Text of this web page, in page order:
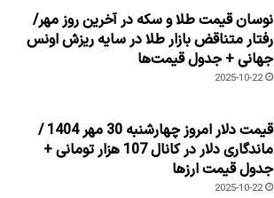
نوسان قیمت طلا و سکه در آخرین روز مهر/
رفتار متناقض بازار طلا در سایه ریزش اونس
جهانی + جدول قیمت‌ها
2025-10-22
قیمت دلار امروز چهارشنبه 30 مهر 1404 /
ماندگاری دلار در کانال 107 هزار تومانی +
جدول قیمت ارزها
2025-10-22